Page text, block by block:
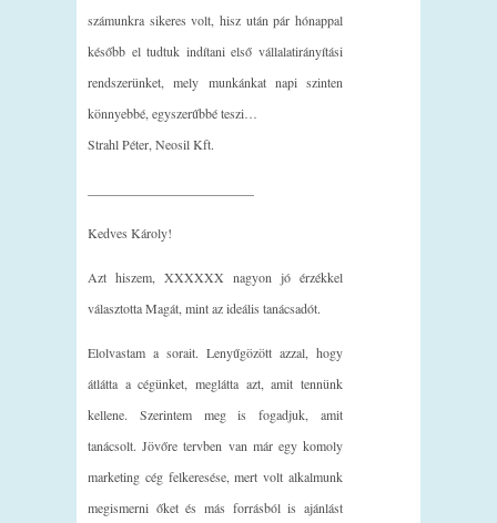
számunkra sikeres volt, hisz után pár hónappal
később el tudtuk indítani első vállalatirányítási
rendszerünket, mely munkánkat napi szinten
könnyebbé, egyszerűbbé teszi…
Strahl Péter, Neosil Kft.
Kedves Károly!
Azt hiszem, XXXXXX nagyon jó érzékkel
választotta Magát, mint az ideális tanácsadót.
Elolvastam a sorait. Lenyűgözött azzal, hogy
átlátta a cégünket, meglátta azt, amit tennünk
kellene. Szerintem meg is fogadjuk, amit
tanácsolt. Jövőre tervben van már egy komoly
marketing cég felkeresése, mert volt alkalmunk
megismerni őket és más forrásból is ajánlást